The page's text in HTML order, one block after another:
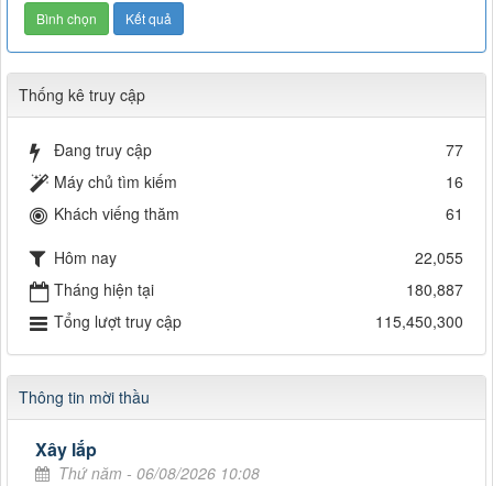
Thống kê truy cập
Đang truy cập
77
Máy chủ tìm kiếm
16
Khách viếng thăm
61
Hôm nay
22,055
Tháng hiện tại
180,887
Tổng lượt truy cập
115,450,300
Thông tin mời thầu
Xây lắp
Thứ năm - 06/08/2026 10:08